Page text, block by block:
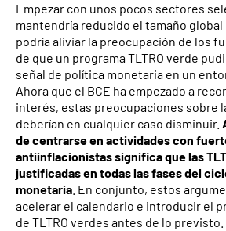
Empezar con unos pocos sectores
mantendría reducido el tamaño
podría aliviar la preocupación de los
de que un programa TLTRO verde
señal de política monetaria en un
Ahora que el BCE ha empezado a
interés, estas preocupaciones sobre
deberían en cualquier caso disminuir.
de centrarse en actividades con
antiinflacionistas significa que las
justificadas en todas las fases del
monetaria . En conjunto, estos
acelerar el calendario e introducir el
de TLTRO verdes antes de lo previsto.